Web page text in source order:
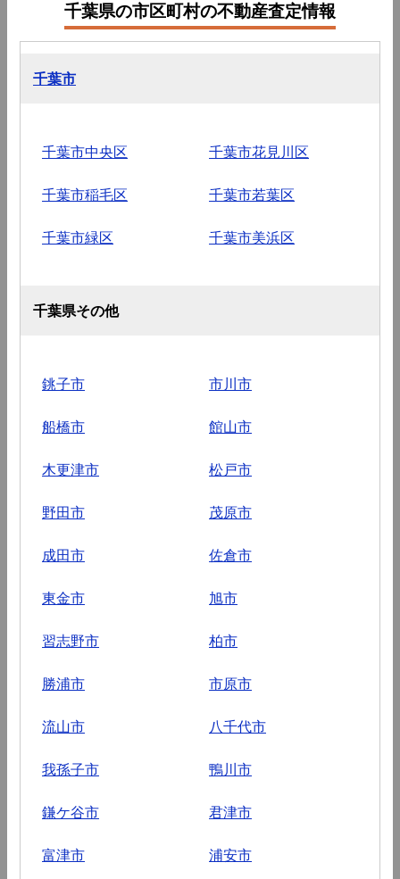
千葉県の市区町村の不動産査定情報
千葉市
千葉市中央区 千葉市花見川区
千葉市稲毛区 千葉市若葉区
千葉市緑区 千葉市美浜区
千葉県その他
銚子市 市川市
船橋市 館山市
木更津市 松戸市
野田市 茂原市
成田市 佐倉市
東金市 旭市
習志野市 柏市
勝浦市 市原市
流山市 八千代市
我孫子市 鴨川市
鎌ケ谷市 君津市
富津市 浦安市